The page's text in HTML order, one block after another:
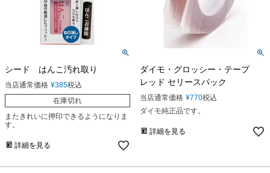
シード はんこ汚れ取り
当店通常価格 ¥385税込
在庫切れ
またきれいに押印できるようになりま
す。
詳細を見る
ダイモ・グロッシー・テープ
レッド セリースパック
当店通常価格 ¥770税込
ダイモ純正品です。
詳細を見る